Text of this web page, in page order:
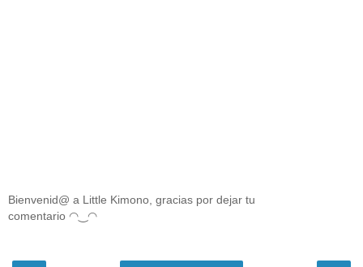
Bienvenid@ a Little Kimono, gracias por dejar tu
comentario ◠‿◠